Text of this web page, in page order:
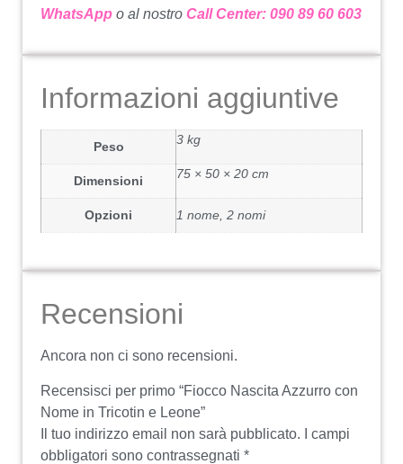
WhatsApp o al nostro Call Center: 090 89 60 603
Informazioni aggiuntive
Peso 3 kg
Dimensioni 75 × 50 × 20 cm
Opzioni 1 nome, 2 nomi
Recensioni
Ancora non ci sono recensioni.
Recensisci per primo “Fiocco Nascita Azzurro con
Nome in Tricotin e Leone”
Il tuo indirizzo email non sarà pubblicato.
I campi
obbligatori sono contrassegnati *